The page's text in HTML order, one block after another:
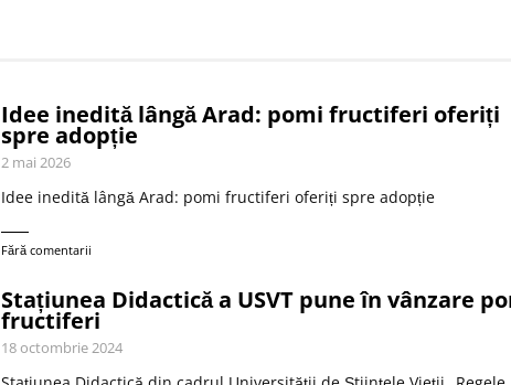
Idee inedită lângă Arad: pomi fructiferi oferiți
spre adopție
2 mai 2026
Idee inedită lângă Arad: pomi fructiferi oferiți spre adopție
Fără comentarii
Stațiunea Didactică a USVT pune în vânzare
fructiferi
18 octombrie 2024